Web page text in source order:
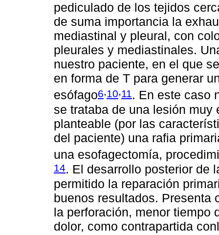
pediculado de los tejidos
de suma importancia la
mediastinal y pleural, con
pleurales y mediastinales.
nuestro paciente, en el que
en forma de T para generar
esófago6,10,11 . En este caso
se trataba de una lesión
planteable (por las
del paciente) una rafia
una esofagectomía,
14. El desarrollo posterior de
permitido la reparación
buenos resultados. Presenta
la perforación, menor tiempo
dolor, como contrapartida